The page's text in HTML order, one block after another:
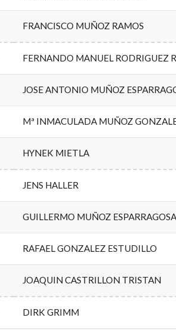
FRANCISCO MUÑOZ RAMOS
FERNANDO MANUEL RODRIGUEZ
JOSE ANTONIO MUÑOZ
Mª INMACULADA MUÑOZ
HYNEK MIETLA
JENS HALLER
GUILLERMO MUÑOZ ESPARRAGOSA
RAFAEL GONZALEZ ESTUDILLO
JOAQUIN CASTRILLON TRISTAN
DIRK GRIMM